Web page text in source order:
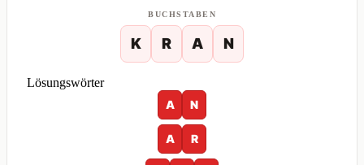
BUCHSTABEN
K R A N
Lösungswörter
A
N
A R